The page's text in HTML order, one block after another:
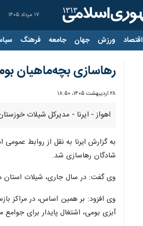
۱۷ مرداد ۱۴۰۵
اقتصاد ورزش جهان جامعه فرهنگ
رهاسازی بچه‌ماهیان
۲۸ اردیبهشت ۱۴۰۵، ۱۸:۵۰